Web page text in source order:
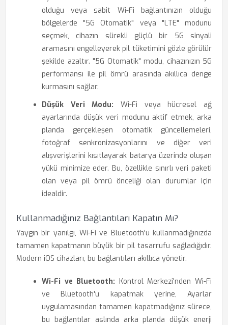
olduğu veya sabit Wi-Fi bağlantınızın olduğu
bölgelerde "5G Otomatik" veya "LTE" modunu
seçmek, cihazın sürekli güçlü bir 5G sinyali
aramasını engelleyerek pil tüketimini gözle görülür
şekilde azaltır. "5G Otomatik" modu, cihazınızın 5G
performansı ile pil ömrü arasında akıllıca denge
kurmasını sağlar.
Düşük Veri Modu: Wi-Fi veya hücresel ağ
ayarlarında düşük veri modunu aktif etmek, arka
planda gerçekleşen otomatik güncellemeleri,
fotoğraf senkronizasyonlarını ve diğer veri
alışverişlerini kısıtlayarak batarya üzerinde oluşan
yükü minimize eder. Bu, özellikle sınırlı veri paketi
olan veya pil ömrü önceliği olan durumlar için
idealdir.
Kullanmadığınız Bağlantıları Kapatın Mı?
Yaygın bir yanılgı, Wi-Fi ve Bluetooth'u kullanmadığınızda
tamamen kapatmanın büyük bir pil tasarrufu sağladığıdır.
Modern iOS cihazları, bu bağlantıları akıllıca yönetir.
Wi-Fi ve Bluetooth: Kontrol Merkezi'nden Wi-Fi
ve Bluetooth'u kapatmak yerine, Ayarlar
uygulamasından tamamen kapatmadığınız sürece,
bu bağlantılar aslında arka planda düşük enerji